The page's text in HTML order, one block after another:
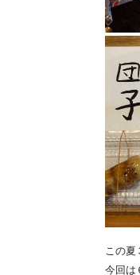
この夏
今回は